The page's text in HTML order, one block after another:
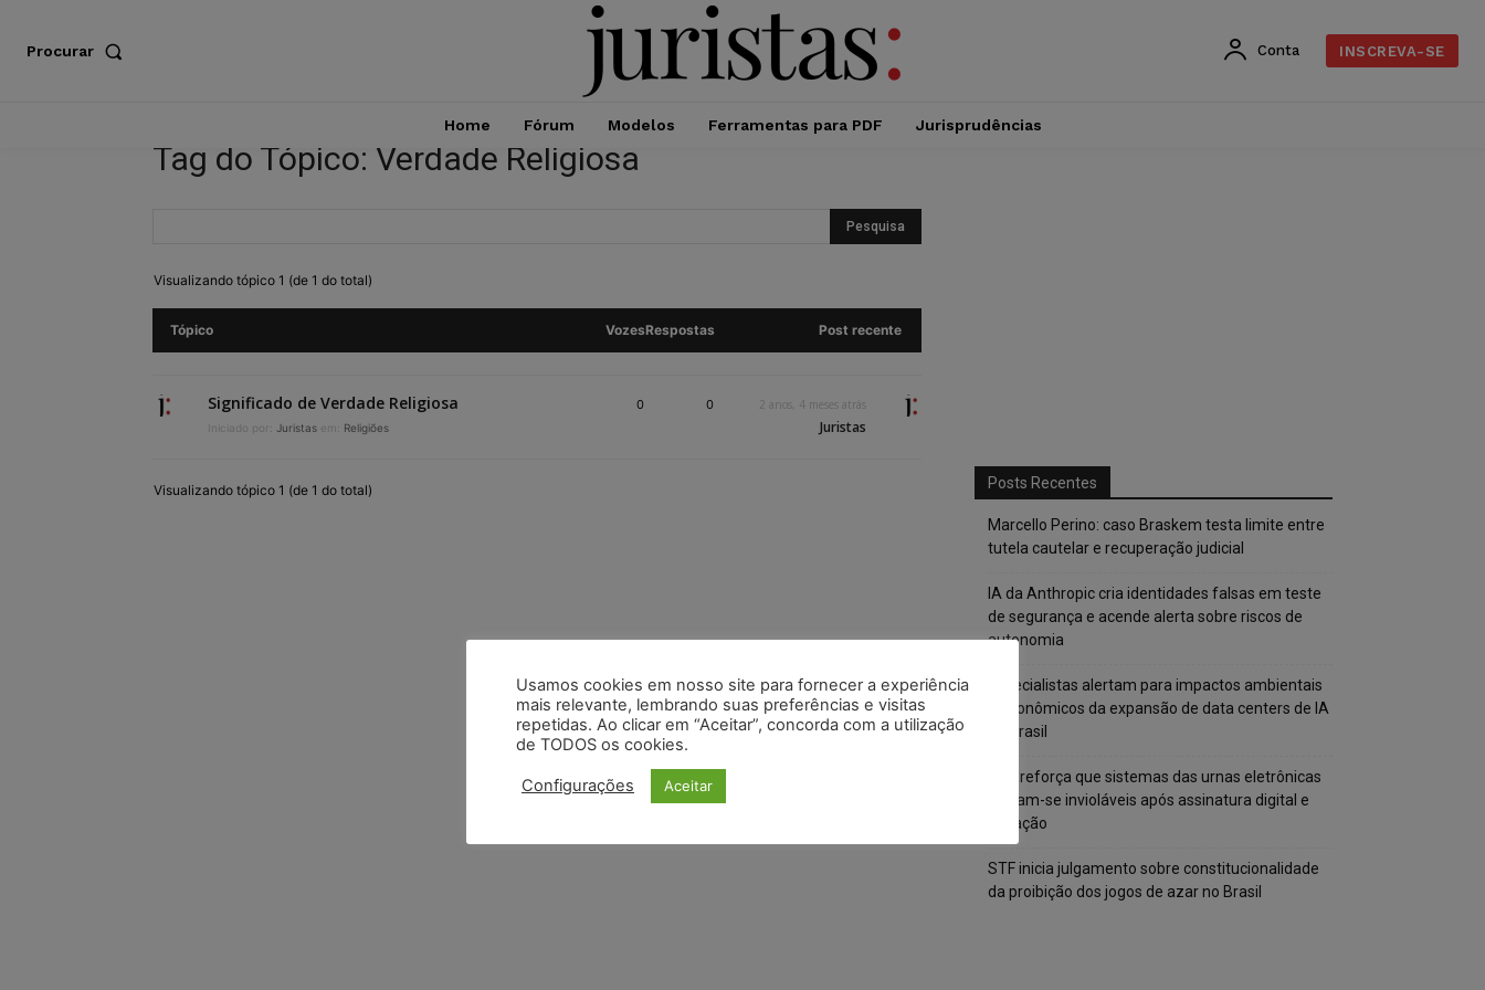
Procurar Conta INSCREVA-SE
Home Fórum Modelos Ferramentas para PDF Jurisprudências
Tag do Tópico: Verdade Religiosa
Visualizando tópico 1 (de 1 do total)
Tópico VozesRespostas Post recente
Significado de Verdade Religiosa
Iniciado por: Juristas em: Religiões
0 0 2 anos, 4 meses atrás
Juristas
Visualizando tópico 1 (de 1 do total) Posts Recentes
Marcello Perino: caso Braskem testa limite entre
tutela cautelar e recuperação judicial
IA da Anthropic cria identidades falsas em teste
de segurança e acende alerta sobre riscos de
autonomia
Especialistas alertam para impactos ambientais
e econômicos da expansão de data centers de IA
no Brasil
TSE reforça que sistemas das urnas eletrônicas
tornam-se invioláveis após assinatura digital e
lacração
STF inicia julgamento sobre constitucionalidade
da proibição dos jogos de azar no Brasil
Usamos cookies em nosso site para fornecer a experiência
mais relevante, lembrando suas preferências e visitas
repetidas. Ao clicar em “Aceitar”, concorda com a utilização
de TODOS os cookies.
Configurações Aceitar